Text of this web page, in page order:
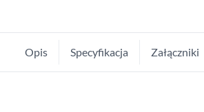
Opis Specyfikacja Załączniki